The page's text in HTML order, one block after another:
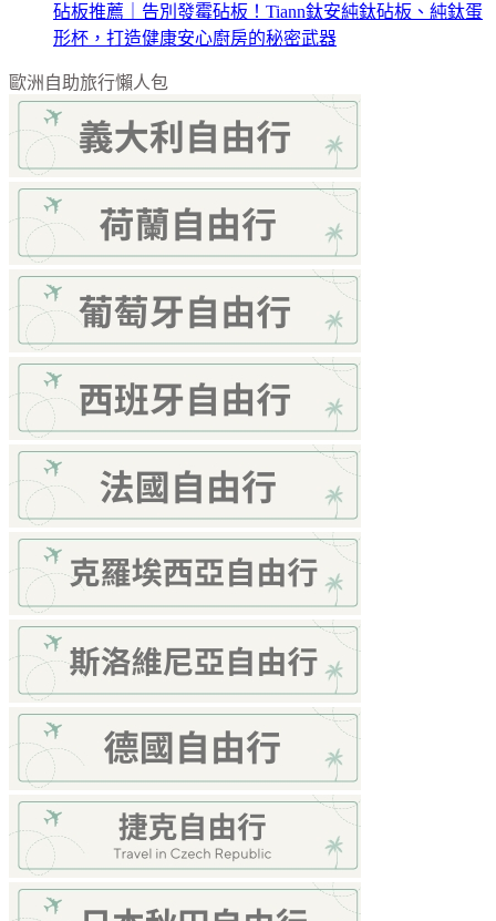
砧板推薦｜告別發霉砧板！Tiann鈦安純鈦砧板、純鈦蛋
形杯，打造健康安心廚房的秘密武器
歐洲自助旅行懶人包